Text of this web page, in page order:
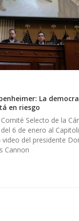
La
en riesgo
Selecto de la
6 de enero al
video del presidente
Cannon